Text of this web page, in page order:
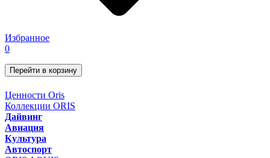
Избранное
0
Перейти в корзину
Ценности Oris
Коллекции ORIS
Дайвинг
Авиация
Культура
Автоспорт